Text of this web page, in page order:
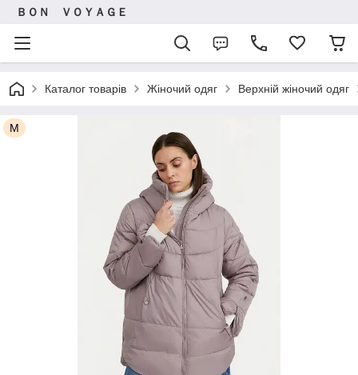
ＢＯＮ ＶＯＹＡＧＥ
Каталог товарів Жіночий одяг Верхній жіночий одяг
M